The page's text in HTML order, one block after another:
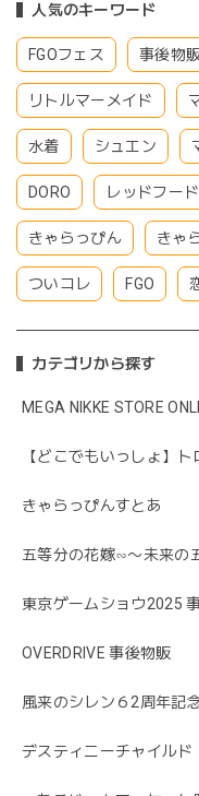
人気のキーワード
FGOフェス 事後物
リトルマーメイド
水着 シュエン
DORO レッドフード
きゃらっぴん きゃ
ついコレ FGO
カテゴリから探す
MEGA NIKKE STORE
【どこでもいっしょ】
きゃらっぴんすとあ
五等分の花嫁∽〜未来の
東京ゲームショウ2025
OVERDRIVE 事後物販
風来のシレン６2周年記
デスティニーチャイルド